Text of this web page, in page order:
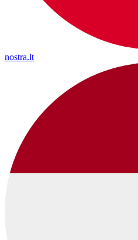
nostra.lt